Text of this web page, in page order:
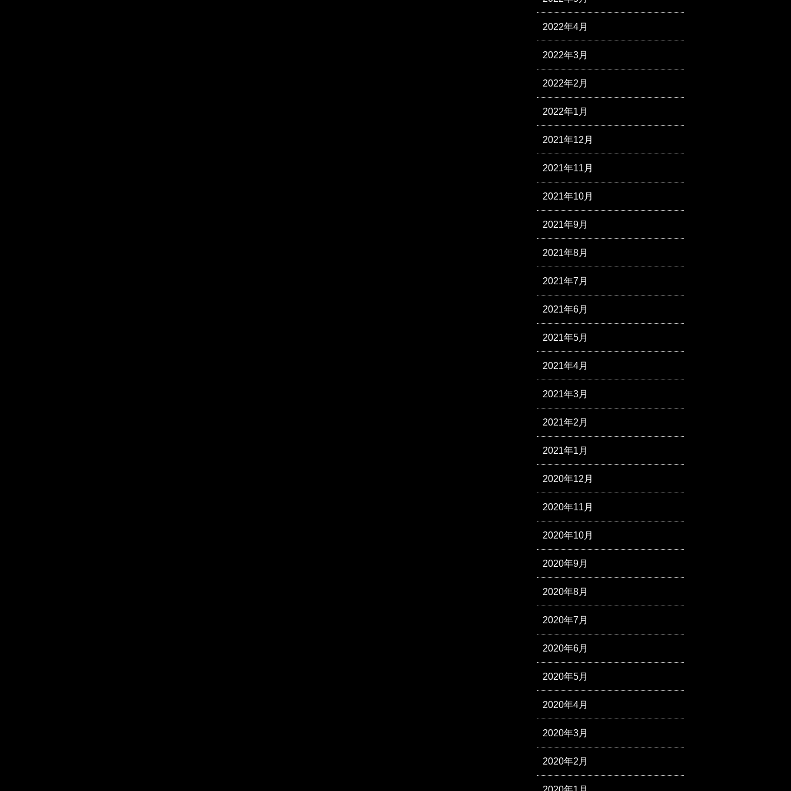
2022年4月
2022年3月
2022年2月
2022年1月
2021年12月
2021年11月
2021年10月
2021年9月
2021年8月
2021年7月
2021年6月
2021年5月
2021年4月
2021年3月
2021年2月
2021年1月
2020年12月
2020年11月
2020年10月
2020年9月
2020年8月
2020年7月
2020年6月
2020年5月
2020年4月
2020年3月
2020年2月